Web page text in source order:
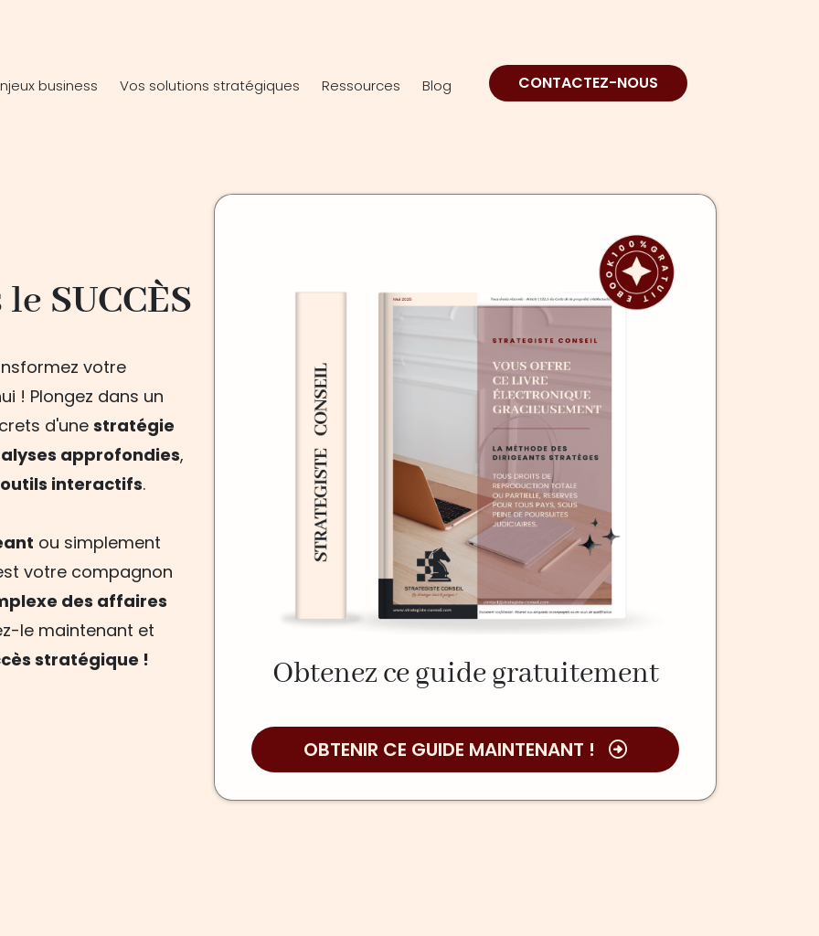
business Vos solutions stratégiques Ressources Blog CONTACTEZ-NOUS
le SUCCÈS
votre
! Plongez dans un
d'une stratégie
approfondies,
outils interactifs.
ou simplement
votre compagnon
des affaires
le maintenant et
stratégique !
Obtenez ce guide gratuitement
OBTENIR CE GUIDE MAINTENANT !